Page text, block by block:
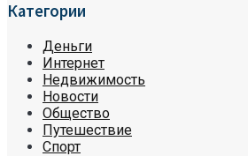
Категории
Деньги
Интернет
Недвижимость
Новости
Общество
Путешествие
Спорт